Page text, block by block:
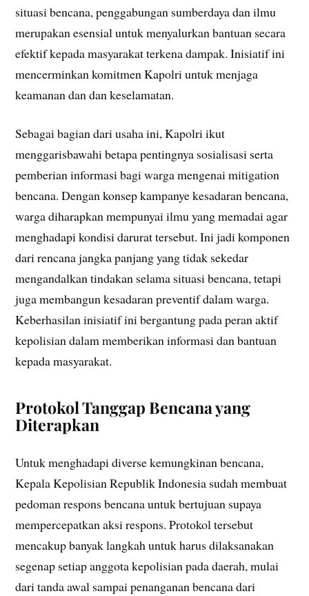
situasi bencana, penggabungan sumberdaya dan ilmu
merupakan esensial untuk menyalurkan bantuan secara
efektif kepada masyarakat terkena dampak. Inisiatif ini
mencerminkan komitmen Kapolri untuk menjaga
keamanan dan dan keselamatan.
Sebagai bagian dari usaha ini, Kapolri ikut
menggarisbawahi betapa pentingnya sosialisasi serta
pemberian informasi bagi warga mengenai mitigation
bencana. Dengan konsep kampanye kesadaran bencana,
warga diharapkan mempunyai ilmu yang memadai agar
menghadapi kondisi darurat tersebut. Ini jadi komponen
dari rencana jangka panjang yang tidak sekedar
mengandalkan tindakan selama situasi bencana, tetapi
juga membangun kesadaran preventif dalam warga.
Keberhasilan inisiatif ini bergantung pada peran aktif
kepolisian dalam memberikan informasi dan bantuan
kepada masyarakat.
Protokol Tanggap Bencana yang
Diterapkan
Untuk menghadapi diverse kemungkinan bencana,
Kepala Kepolisian Republik Indonesia sudah membuat
pedoman respons bencana untuk bertujuan supaya
mempercepatkan aksi respons. Protokol tersebut
mencakup banyak langkah untuk harus dilaksanakan
segenap setiap anggota kepolisian pada daerah, mulai
dari tanda awal sampai penanganan bencana dari